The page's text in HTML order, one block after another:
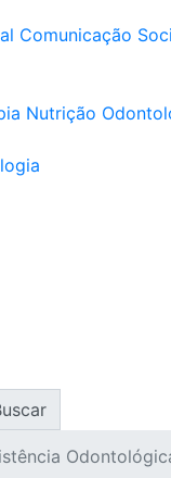
Comunicação
Nutrição